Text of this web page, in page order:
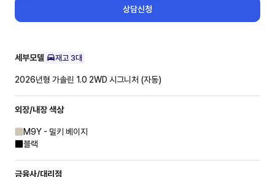
상담신청
세부모델 재고 3대
2026년형 가솔린 1.0 2WD시그니처 (자동)
외장/내장색상
M9Y - 밀키 베이지
블랙
금융사/대리점